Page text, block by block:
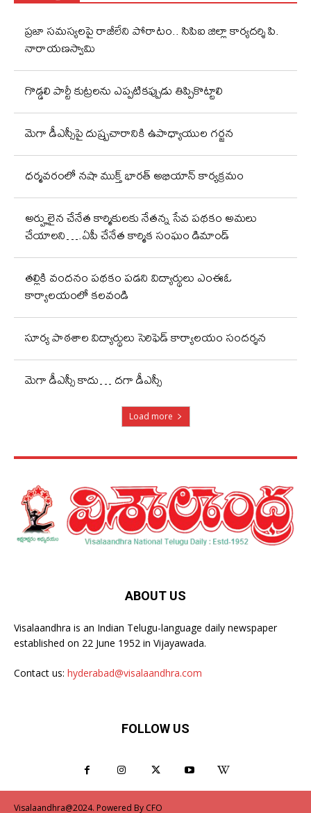
ప్రజా సమస్యలపై రాజీలేని పోరాటం.. సిపిఐ జిల్లా కార్యదర్శి పి.
నారాయణస్వామి
గొడ్డలి పార్టీ కుట్రలను ఎప్పటికప్పుడు తిప్పికొట్టాలి
మెగా డీఎస్సీపై దుష్ప్రచారానికి ఉపాధ్యాయుల గర్జన
ధర్మవరంలో నషా ముక్త్ భారత్ అభియాన్ కార్యక్రమం
అర్హులైన చేనేత కార్మికులకు నేతన్న సేవ పథకం అమలు
చేయాలని….ఏపీ చేనేత కార్మిక సంఘం డిమాండ్
తల్లికి వందనం పథకం పడని విద్యార్థులు ఎంఈఓ
కార్యాలయంలో కలవండి
సూర్య పాఠశాల విద్యార్థులు సెరిఫెడ్ కార్యాలయం సందర్శన
మెగా డీఎస్సీ కాదు… దగా డీఎస్సీ
Load more
ABOUT US
Visalaandhra is an Indian Telugu-language daily newspaper
established on 22 June 1952 in Vijayawada.
Contact us: hyderabad@visalaandhra.com
FOLLOW US
Visalaandhra@2024. Powered By CFO